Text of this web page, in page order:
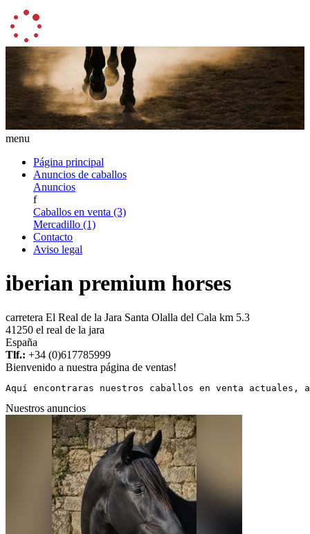
menu
Página principal
Anuncios de caballos
Anuncios
f
Caballos en venta (3)
Mercadillo (1)
Contacto
Aviso legal
iberian premium horses
carretera El Real de la Jara Santa Olalla del Cala km 5.3
41250 el real de la jara
España
Tlf.: +34 (0)617785999
Bienvenido a nuestra página de ventas!
Aquí encontraras nuestros caballos en venta actuales,
Nuestros anuncios